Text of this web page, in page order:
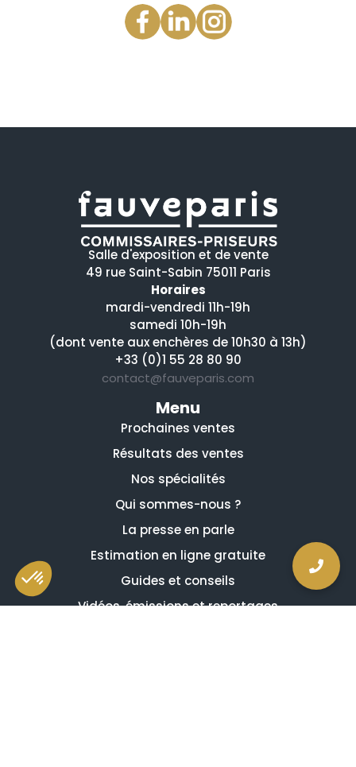
Salle d'exposition et de vente
49 rue Saint-Sabin 75011 Paris
Horaires
mardi-vendredi 11h-19h
samedi 10h-19h
(dont vente aux enchères de 10h30 à 13h)
+33 (0)1 55 28 80 90
contact@fauveparis.com
Menu
Prochaines ventes
Résultats des ventes
Nos spécialités
Qui sommes-nous ?
La presse en parle
Estimation en ligne gratuite
Guides et conseils
Vidéos, émissions et reportages